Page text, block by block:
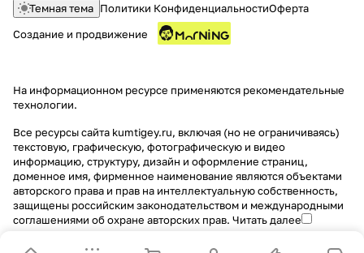
Темная тема Политики КонфиденциальностиОферта
Создание и продвижение
На информационном ресурсе применяются рекомендательные
технологии.
Все ресурсы сайта kumtigey.ru, включая (но не ограничиваясь)
текстовую, графическую, фотографическую и видео
информацию, структуру, дизайн и оформление страниц,
доменное имя, фирменное наименование являются объектами
авторского права и прав на интеллектуальную собственность,
защищены российским законодательством и международными
соглашениями об охране авторских прав. Читать далее